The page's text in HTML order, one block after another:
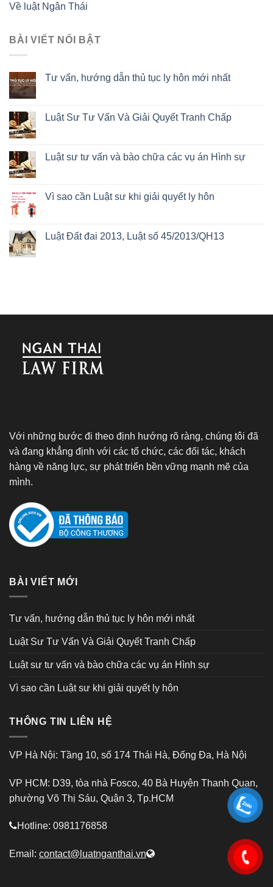
Về luật Ngân Thái
BÀI VIẾT NỔI BẬT
Tư vấn, hướng dẫn thủ tục ly hôn mới nhất
Luật Sư Tư Vấn Và Giải Quyết Tranh Chấp
Luật sư tư vấn và bào chữa các vụ án Hình sự
Vì sao cần Luật sư khi giải quyết ly hôn
Luật Đất đai 2013, Luật số 45/2013/QH13
Với những bước đi theo định hướng rõ ràng, chúng tôi đã
và đang khẳng định với các tổ chức, các đối tác, khách
hàng về năng lực, sự phát triển bền vững mạnh mẽ của
mình.
BÀI VIẾT MỚI
Tư vấn, hướng dẫn thủ tục ly hôn mới nhất
Luật Sư Tư Vấn Và Giải Quyết Tranh Chấp
Luật sư tư vấn và bào chữa các vụ án Hình sự
Vì sao cần Luật sư khi giải quyết ly hôn
THÔNG TIN LIÊN HỆ
VP Hà Nội: Tầng 10, số 174 Thái Hà, Đống Đa, Hà Nội
VP HCM: D39, tòa nhà Fosco, 40 Bà Huyện Thanh Quan,
phường Võ Thị Sáu, Quận 3, Tp.HCM
Hotline: 0981176858
Email: contact@luatnganthai.vn